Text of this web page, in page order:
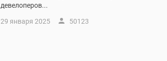
девелоперов...
29 января 2025 50123